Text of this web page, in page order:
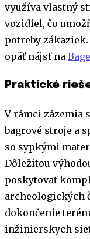
využíva vlastný
vozidiel, čo
potreby
opäť nájsť na
Praktické
V rámci zázemia
bagrové stroje a
so sypkými
Dôležitou
poskytovať
archeologických
dokončenie
inžinierskych